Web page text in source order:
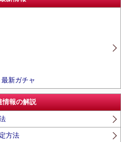
新ガチャ
情報の解説
方法